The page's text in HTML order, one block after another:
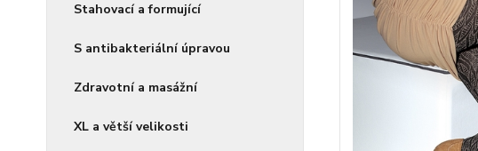
Stahovací a formující
S antibakteriální úpravou
Zdravotní a masážní
XL a větší velikosti